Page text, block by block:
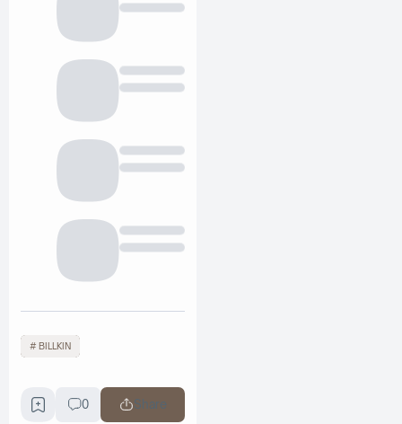
BILLKIN
0 Share